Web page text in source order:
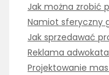
Jak można zrobić
Namiot sferyczny
Jak sprzedawać
Reklama
Projektowanie